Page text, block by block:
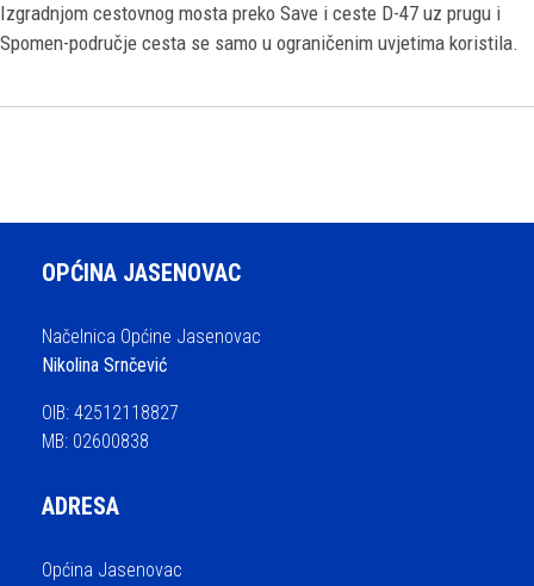
Izgradnjom cestovnog mosta preko Save i ceste D-47 uz prugu i
Spomen-područje cesta se samo u ograničenim uvjetima koristila.
OPĆINA JASENOVAC
Načelnica Općine Jasenovac
Nikolina Srnčević
OIB: 42512118827
MB: 02600838
ADRESA
Općina Jasenovac